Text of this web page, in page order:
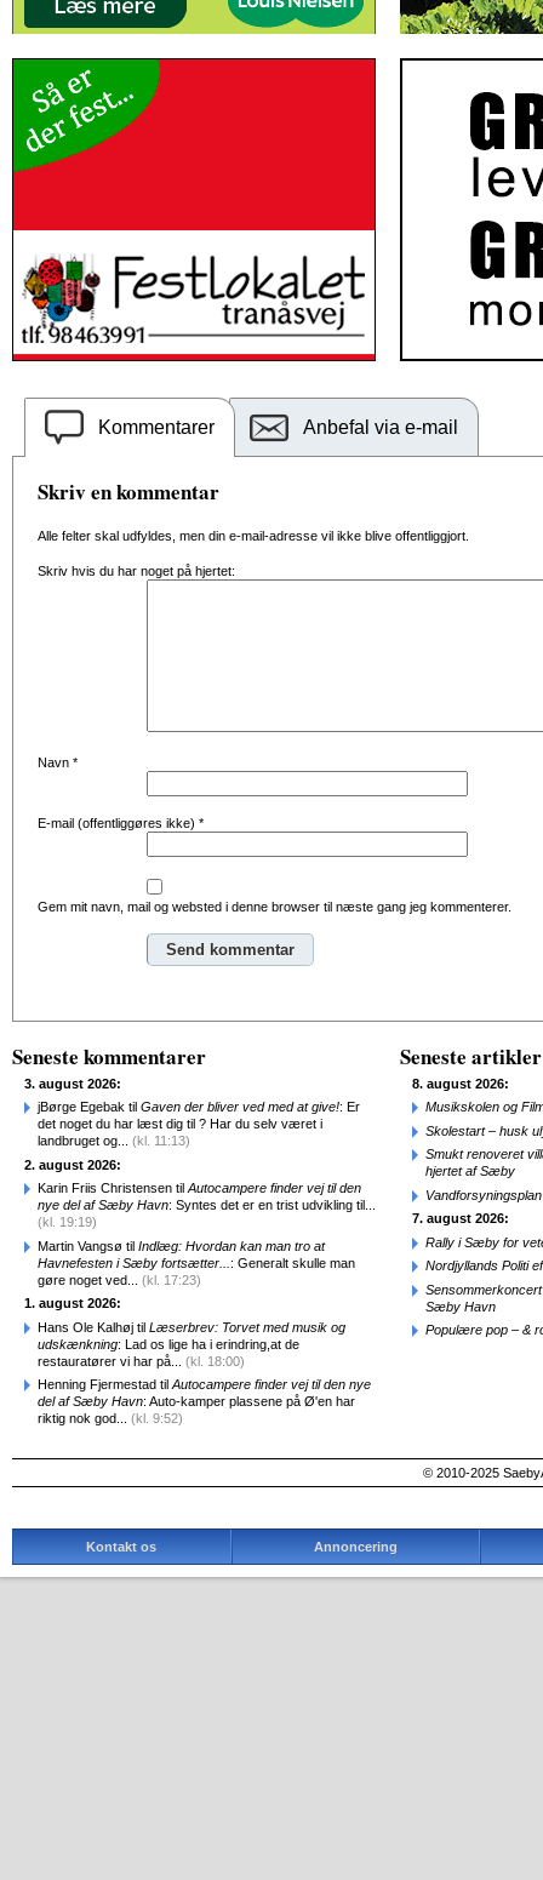
Kommentarer Anbefal via e-mail
Skriv en kommentar
Alle felter skal udfyldes, men din e-mail-adresse vil ikke blive offentliggjort.
Skriv hvis du har noget på hjertet:
Navn *
E-mail (offentliggøres ikke) *
Gem mit navn, mail og websted i denne browser til næste gang jeg kommenterer.
Seneste kommentarer
3. august 2026:
jBørge Egebak til Gaven der bliver ved med at give!: Er
det noget du har læst dig til ? Har du selv været i
landbruget og... (kl. 11:13)
2. august 2026:
Karin Friis Christensen til Autocampere finder vej til den
nye del af Sæby Havn: Syntes det er en trist udvikling til...
(kl. 19:19)
Martin Vangsø til Indlæg: Hvordan kan man tro at
Havnefesten i Sæby fortsætter... : Generalt skulle man
gøre noget ved... (kl. 17:23)
1. august 2026:
Hans Ole Kalhøj til Læserbrev: Torvet med musik og
udskænkning: Lad os lige ha i erindring,at de
restauratører vi har på... (kl. 18:00)
Henning Fjermestad til Autocampere finder vej til den nye
del af Sæby Havn: Auto-kamper plassene på Ø'en har
riktig nok god... (kl. 9:52)
Seneste artikler
8. august 2026:
Musikskolen og
Skolestart – husk
Smukt renoveret
hjertet af Sæby
7. august 2026:
Rally i Sæby for
Nordjyllands Politi
Sæby Havn
Populære pop – &
© 2010-2025
Kontakt os Annoncering